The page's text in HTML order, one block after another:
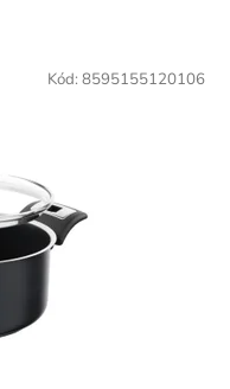
Kód: 8595155120106